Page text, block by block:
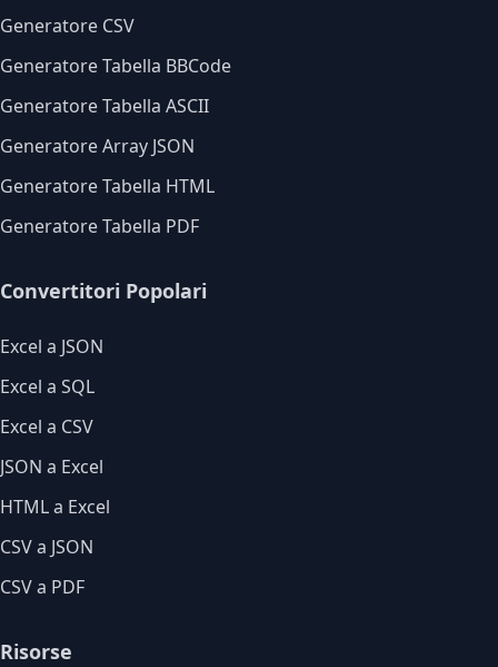
Generatore CSV
Generatore Tabella BBCode
Generatore Tabella ASCII
Generatore Array JSON
Generatore Tabella HTML
Generatore Tabella PDF
Convertitori Popolari
Excel a JSON
Excel a SQL
Excel a CSV
JSON a Excel
HTML a Excel
CSV a JSON
CSV a PDF
Risorse